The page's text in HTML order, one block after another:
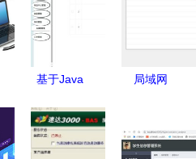
基于Java
宜居家居用
品网设计与
局域网
指南 为何